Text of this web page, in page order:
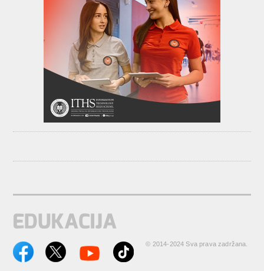
© 2014-2024 Sva prava zadržana.